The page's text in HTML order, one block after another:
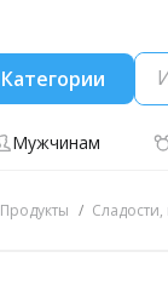
Категории
Мужчинам
Продукты